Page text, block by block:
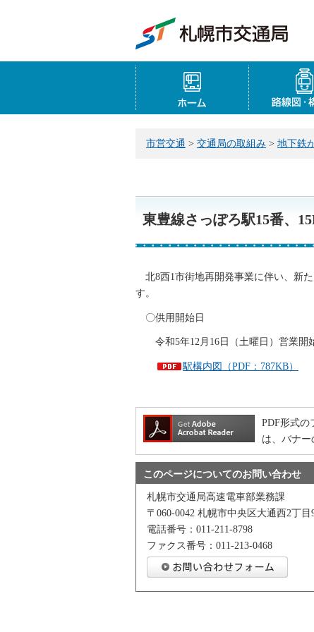
ホーム
市営交通 > 交通局の取組み > 地下鉄
東豊線さっぽろ駅15番、
北8西1市街地再開発事業に伴い、新
す。
〇供用開始日
令和5年12月16日（土曜日）営業開
駅構内図（PDF：787KB）
PDF形式の
は、バナー
このページについてのお問い合わせ
札幌市交通局高速電車部業務課
〒060-0042 札幌市中央区大通西2丁目
電話番号：011-211-8798
ファクス番号：011-213-0468